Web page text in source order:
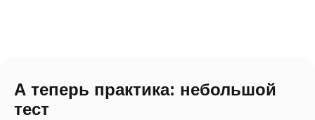
А теперь практика: небольшой
тест